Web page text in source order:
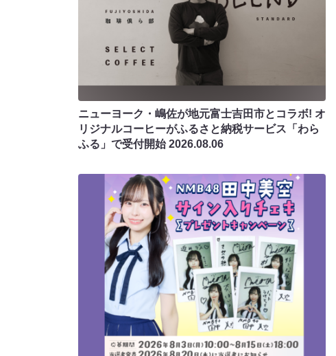
ニューヨーク・嶋佐が地元富士吉田市とコラボ! オ
リジナルコーヒーがふるさと納税サービス「わら
ふる」で受付開始2026.08.06